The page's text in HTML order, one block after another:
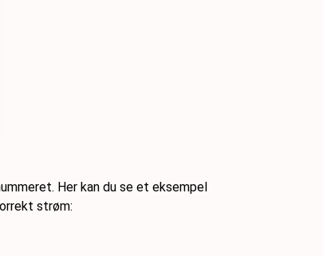
Her kan du se et eksempel
strøm: